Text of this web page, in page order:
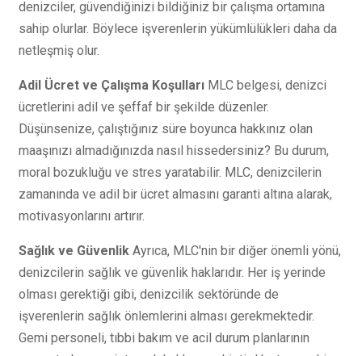
denizciler, güvendiğinizi bildiğiniz bir çalışma ortamına
sahip olurlar. Böylece işverenlerin yükümlülükleri daha da
netleşmiş olur.
Adil Ücret ve Çalışma Koşulları MLC belgesi, denizci
ücretlerini adil ve şeffaf bir şekilde düzenler.
Düşünsenize, çalıştığınız süre boyunca hakkınız olan
maaşınızı almadığınızda nasıl hissedersiniz? Bu durum,
moral bozukluğu ve stres yaratabilir. MLC, denizcilerin
zamanında ve adil bir ücret almasını garanti altına alarak,
motivasyonlarını artırır.
Sağlık ve Güvenlik Ayrıca, MLC'nin bir diğer önemli yönü,
denizcilerin sağlık ve güvenlik haklarıdır. Her iş yerinde
olması gerektiği gibi, denizcilik sektöründe de
işverenlerin sağlık önlemlerini alması gerekmektedir.
Gemi personeli, tıbbi bakım ve acil durum planlarının